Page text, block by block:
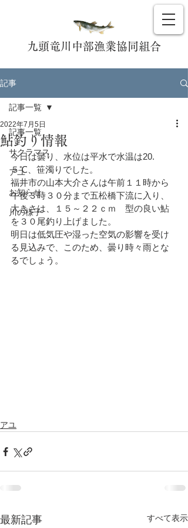
九頭竜川中部漁業協同組合
記事
記事一覧
サクラマス
アユ
お知らせ
川の様子
記事一覧
鮎釣り情報
2022年7月5日
今日は曇り、水位は平水で水温は20.
５℃、笹濁りでした。
福井市の山本大介さんは午前１１時から
午後３時３０分まで五松橋下流に入り、
大きさは、１５～２２ｃｍ　型の良い鮎
を３０尾釣り上げました。
明日は低気圧や湿った空気の影響を受け
る見込みで、このため、曇り時々雨とな
るでしょう。
アユ
最新記事 すべて表示